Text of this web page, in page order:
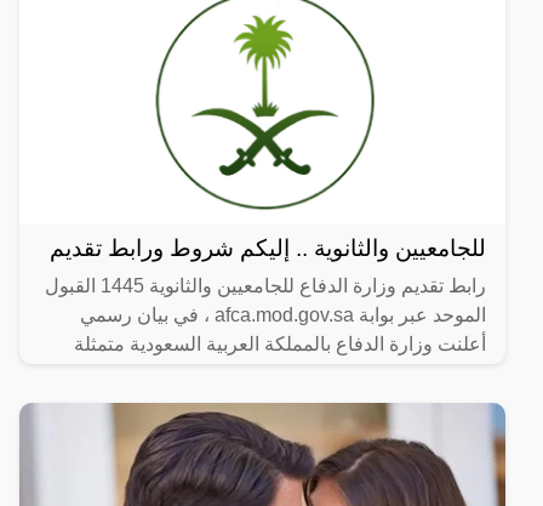
للجامعيين والثانوية .. إليكم شروط ورابط تقديم
رابط تقديم وزارة الدفاع للجامعيين والثانوية 1445 القبول
الموحد عبر بوابة afca.mod.gov.sa ، في بيان رسمي
أعلنت وزارة الدفاع بالمملكة العربية السعودية متمثلة